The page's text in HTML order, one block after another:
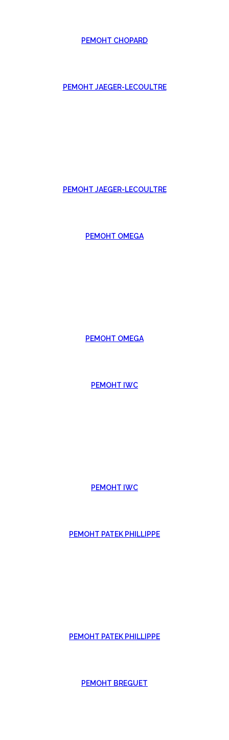
РЕМОНТ CHOPARD
РЕМОНТ JAEGER-LECOULTRE
РЕМОНТ JAEGER-LECOULTRE
РЕМОНТ OMEGA
РЕМОНТ OMEGA
РЕМОНТ IWC
РЕМОНТ IWC
РЕМОНТ PATEK PHILLIPPE
РЕМОНТ PATEK PHILLIPPE
РЕМОНТ BREGUET